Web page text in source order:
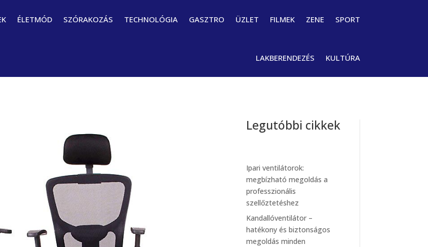
ÉLETMÓD SZÓRAKOZÁS TECHNOLÓGIA GASZTRO ÜZLET FILMEK ZENE SPORT
LAKBERENDEZÉS KULTÚRA
Legutóbbi cikkek
Ipari ventilátorok:
megbízható megoldás a
professzionális
szellőztetéshez
Kandallóventilátor –
hatékony és biztonságos
megoldás minden